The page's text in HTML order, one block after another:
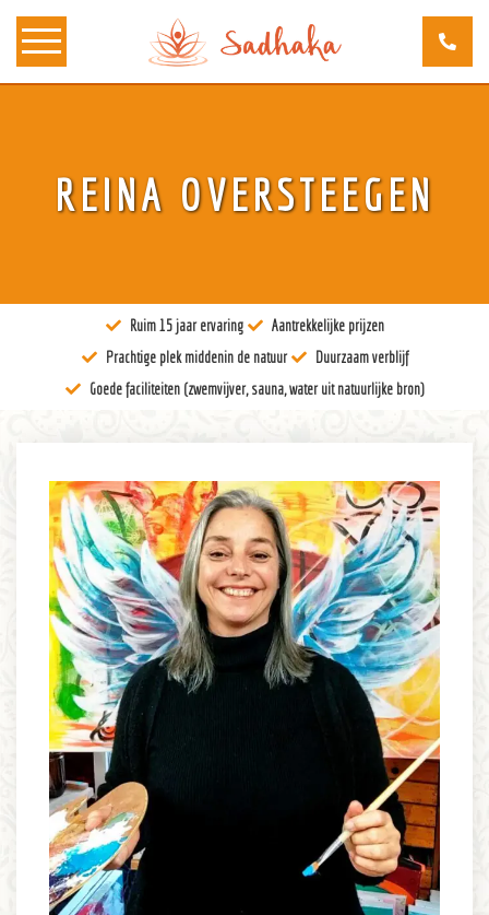
Docenten
Informatie
Prijzen
Inschrijven
Contact
REINA OVERSTEEGEN
Ruim 15 jaar ervaring
Aantrekkelijke prijzen
Prachtige plek middenin de natuur
Duurzaam verblijf
Goede faciliteiten (zwemvijver, sauna, water uit natuurlijke bron)